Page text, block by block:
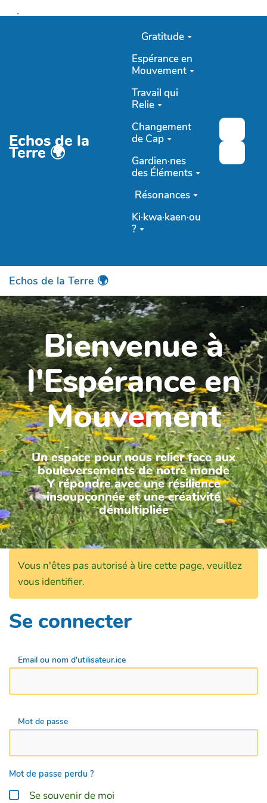
Aller au contenu principal
Echos de la
Terre 🌍
Gratitude
Espérance en
Mouvement
Travail qui
Relie
Changement
de Cap
Gardien·nes
des Éléments
Résonances
Ki·kwa·kaen·ou
?
Echos de la Terre 🌍
Bienvenue à
l'Espérance en
Mouvement
Un espace pour nous relier face aux
bouleversements de notre monde
Y répondre avec une résilience
insoupçonnée et une créativité
démultipliée
Vous n'êtes pas autorisé à lire cette page, veuillez
vous identifier.
Se connecter
Email ou nom d'utilisateur.ice
Mot de passe
Mot de passe perdu ?
Se souvenir de moi